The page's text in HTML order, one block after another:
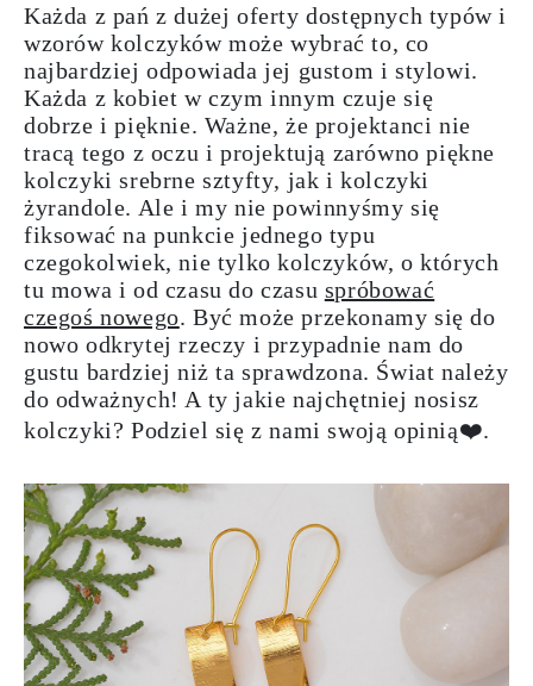
Każda z pań z dużej oferty dostępnych typów i
wzorów kolczyków może wybrać to, co
najbardziej odpowiada jej gustom i stylowi.
Każda z kobiet w czym innym czuje się
dobrze i pięknie. Ważne, że projektanci nie
tracą tego z oczu i projektują zarówno piękne
kolczyki srebrne sztyfty, jak ikolczyki
żyrandole. Ale i my nie powinnyśmy się
fiksować na punkcie jednego typu
czegokolwiek, nie tylko kolczyków, o których
tu mowa i od czasu do czasu spróbować
czegoś nowego. Być może przekonamy się do
nowo odkrytej rzeczy i przypadnie nam do
gustu bardziej niż ta sprawdzona. Świat należy
do odważnych! A ty jakie najchętniej nosisz
kolczyki? Podziel się z nami swoją opinią❤️.